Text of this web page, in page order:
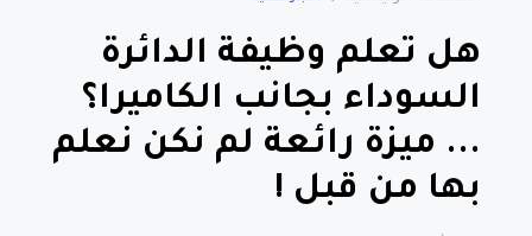
هل تعلم وظيفة الدائرة
السوداء بجانب الكاميرا؟
... ميزة رائعة لم نكن نعلم
بها من قبل !